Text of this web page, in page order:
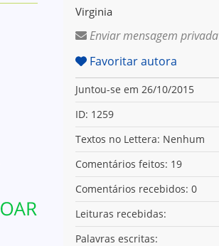
Virginia
Enviar mensagem privada
Favoritar autora
Juntou-se em 26/10/2015
ID: 1259
Textos no Lettera: Nenhum
Comentários feitos: 19
Comentários recebidos: 0
Leituras recebidas:
Palavras escritas: